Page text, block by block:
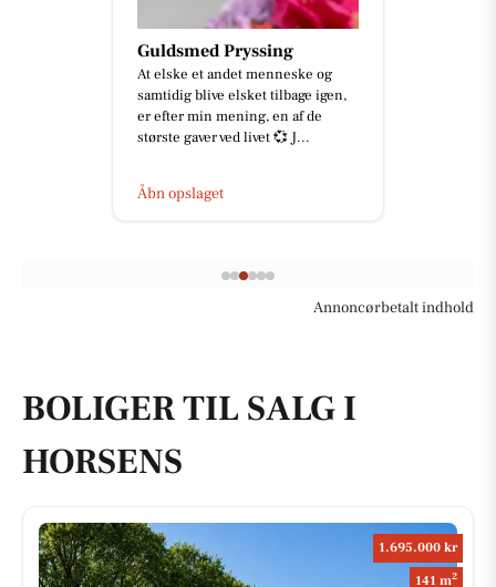
Guldsmed Pryssing
At elske et andet menneske og
samtidig blive elsket tilbage igen,
er efter min mening, en af de
største gaver ved livet 💞 J...
Åbn opslaget
Annoncørbetalt indhold
BOLIGER TIL SALG I
HORSENS
1.695.000 kr
141 m2